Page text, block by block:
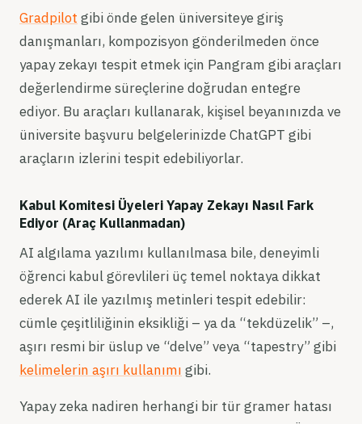
Gradpilot gibi önde gelen üniversiteye giriş
danışmanları, kompozisyon gönderilmeden önce
yapay zekayı tespit etmek için Pangram gibi araçları
değerlendirme süreçlerine doğrudan entegre
ediyor. Bu araçları kullanarak, kişisel beyanınızda ve
üniversite başvuru belgelerinizde ChatGPT gibi
araçların izlerini tespit edebiliyorlar.
Kabul Komitesi Üyeleri Yapay Zekayı Nasıl Fark
Ediyor (Araç Kullanmadan)
AI algılama yazılımı kullanılmasa bile, deneyimli
öğrenci kabul görevlileri üç temel noktaya dikkat
ederek AI ile yazılmış metinleri tespit edebilir:
cümle çeşitliliğinin eksikliği – ya da “tekdüzelik” –,
aşırı resmi bir üslup ve “delve” veya “tapestry” gibi
kelimelerin aşırı kullanımı gibi.
Yapay zeka nadiren herhangi bir tür gramer hatası